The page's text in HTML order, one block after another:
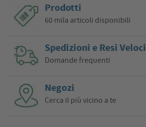
Prodotti
60 mila articoli disponibili
Spedizioni e Resi Veloci
Domande frequenti
Negozi
Cerca il più vicino a te